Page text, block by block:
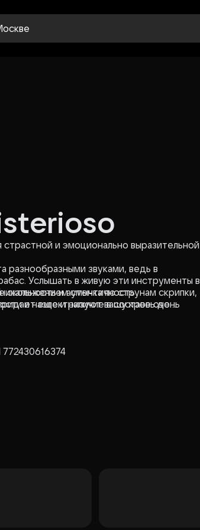
и эмоционально выразительной
разнообразными звуками, ведь в
Услышать в живую эти инструменты в
и аутентичность
еще и наличие в составе очень
смычка по струнам скрипки,
и наэлектризуют вашу кровь до